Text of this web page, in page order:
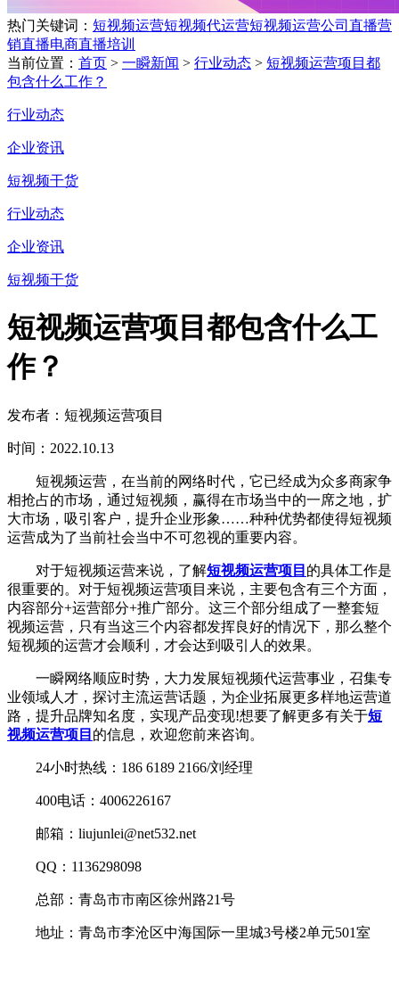
热门关键词： 短视频运营短视频代运营短视频运营公司 直播营
销直播电商直播培训
当前位置： 首页 > 一瞬新闻 > 行业动态 > 短视频运营项目都
包含什么工作？
行业动态
企业资讯
短视频干货
行业动态
企业资讯
短视频干货
短视频运营项目都包含什么工
作？
发布者：短视频运营项目
时间：2022.10.13
短视频运营，在当前的网络时代，它已经成为众多商家争
相抢占的市场，通过短视频，赢得在市场当中的一席之地，扩
大市场，吸引客户，提升企业形象……种种优势都使得短视频
运营成为了当前社会当中不可忽视的重要内容。
对于短视频运营来说，了解短视频运营项目 的具体工作是
很重要的。对于短视频运营项目来说，主要包含有三个方面，
内容部分+运营部分+推广部分。这三个部分组成了一整套短
视频运营，只有当这三个内容都发挥良好的情况下，那么整个
短视频的运营才会顺利，才会达到吸引人的效果。
一瞬网络顺应时势，大力发展短视频代运营事业，召集专
业领域人才，探讨主流运营话题，为企业拓展更多样地运营道
路，提升品牌知名度，实现产品变现!想要了解更多有关于短
视频运营项目 的信息，欢迎您前来咨询。
24小时热线：186 6189 2166/刘经理
400电话：4006226167
邮箱：liujunlei@net532.net
QQ：1136298098
总部：青岛市市南区徐州路21号
地址：青岛市李沧区中海国际一里城3号楼2单元501室